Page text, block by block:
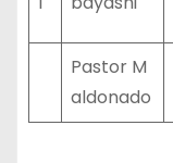
Pastor M
aldonado